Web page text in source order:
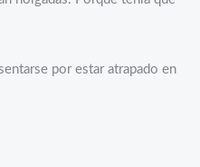
por estar atrapado en